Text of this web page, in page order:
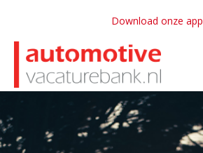
Download onze app